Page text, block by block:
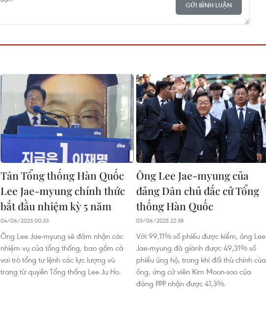
GỬI BÌNH LUẬN
Tân Tổng thống Hàn Quốc
Lee Jae-myung chính thức
bắt đầu nhiệm kỳ 5 năm
04/06/2025 00:33
Ông Lee Jae-myung sẽ đảm nhận các
nhiệm vụ của tổng thống, bao gồm cả
vai trò tổng tư lệnh các lực lượng vũ
trang từ quyền Tổng thống Lee Ju Ho.
Ông Lee Jae-myung của
đảng Dân chủ đắc cử Tổng
thống Hàn Quốc
03/06/2025 22:38
Với 99,11% số phiếu được kiểm, ông Lee
Jae-myung đã giành được 49,31% số
phiếu ủng hộ, trong khi đối thủ chính của
ông, ứng cử viên Kim Moon-soo của
đảng PPP nhận được 41,3%.